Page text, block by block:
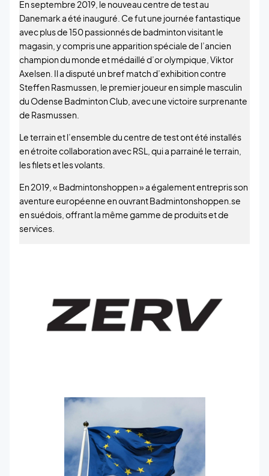
En septembre 2019, le nouveau centre de test au
Danemark a été inauguré. Ce fut une journée fantastique
avec plus de 150 passionnés de badminton visitant le
magasin, y compris une apparition spéciale de l’ancien
champion du monde et médaillé d’or olympique, Viktor
Axelsen. Il a disputé un bref match d’exhibition contre
Steffen Rasmussen, le premier joueur en simple masculin
du Odense Badminton Club, avec une victoire surprenante
de Rasmussen.
Le terrain et l’ensemble du centre de test ont été installés
en étroite collaboration avec RSL, qui a parrainé le terrain,
les filets et les volants.
En 2019, « Badmintonshoppen » a également entrepris son
aventure européenne en ouvrant Badmintonshoppen.se
en suédois, offrant la même gamme de produits et de
services.